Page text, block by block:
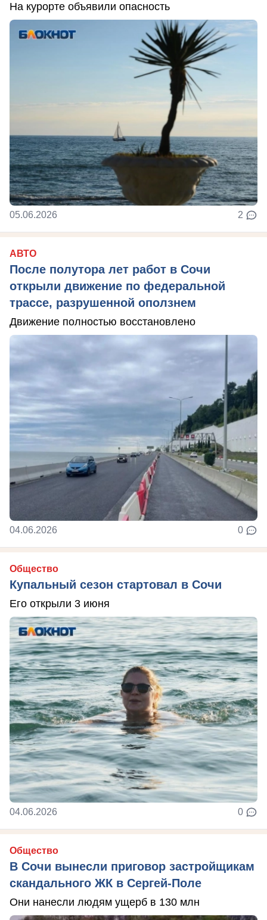
На курорте объявили опасность
05.06.2026 2
АВТО
После полутора лет работ в Сочи
открыли движение по федеральной
трассе, разрушенной оползнем
Движение полностью восстановлено
04.06.2026 0
Общество
Купальный сезон стартовал в Сочи
Его открыли 3 июня
04.06.2026 0
Общество
В Сочи вынесли приговор застройщикам
скандального ЖК в Сергей-Поле
Они нанесли людям ущерб в 130 млн